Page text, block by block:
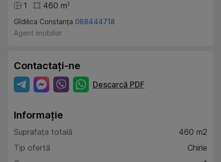
1
460 m2
Gîdilica Constanța 068444718
Agent imobiliar
Contactați-ne
Descarcă PDF
Informație
Suprafața totală
460 m2
Tip ofertă
Chirie